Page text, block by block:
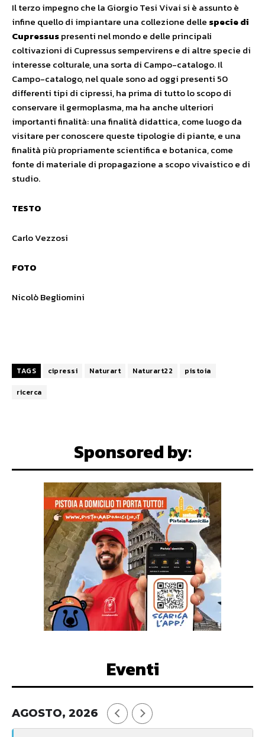
Il terzo impegno che la Giorgio Tesi Vivai si è assunto è
infine quello di impiantare una collezione delle specie di
Cupressuspresenti nel mondo e delle principali
coltivazioni di Cupressus sempervirens e di altre specie di
interesse colturale, una sorta di Campo-catalogo. Il
Campo-catalogo, nel quale sono ad oggi presenti 50
differenti tipi di cipressi, ha prima di tutto lo scopo di
conservare il germoplasma, ma ha anche ulteriori
importanti finalità: una finalità didattica, come luogo da
visitare per conoscere queste tipologie di piante, e una
finalità più propriamente scientifica e botanica, come
fonte di materiale di propagazione a scopo vivaistico e di
studio.
TESTO
Carlo Vezzosi
FOTO
Nicolò Begliomini
TAGS cipressi Naturart Naturart22
pistoia
ricerca
Sponsored by:
Eventi
AGOSTO, 2026